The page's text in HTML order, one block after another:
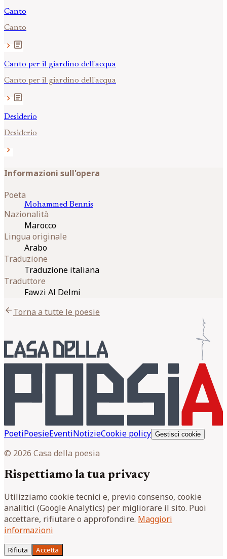
Canto
Canto
chevron_right article
Canto per il giardino dell'acqua
Canto per il giardino dell'acqua
chevron_right article
Desiderio
Desiderio
chevron_right
Informazioni sull'opera
Poeta
Mohammed Bennis
Nazionalità
Marocco
Lingua originale
Arabo
Traduzione
Traduzione italiana
Traduttore
Fawzi Al Delmi
arrow_backTorna a tutte le poesie
PoetiPoesieEventiNotizieCookie policy Gestisci cookie
© 2026 Casa della poesia
Rispettiamo la tua privacy
Utilizziamo cookie tecnici e, previo consenso, cookie
analitici (Google Analytics) per migliorare il sito. Puoi
accettare, rifiutare o approfondire. Maggiori
informazioni
Rifiuta Accetta